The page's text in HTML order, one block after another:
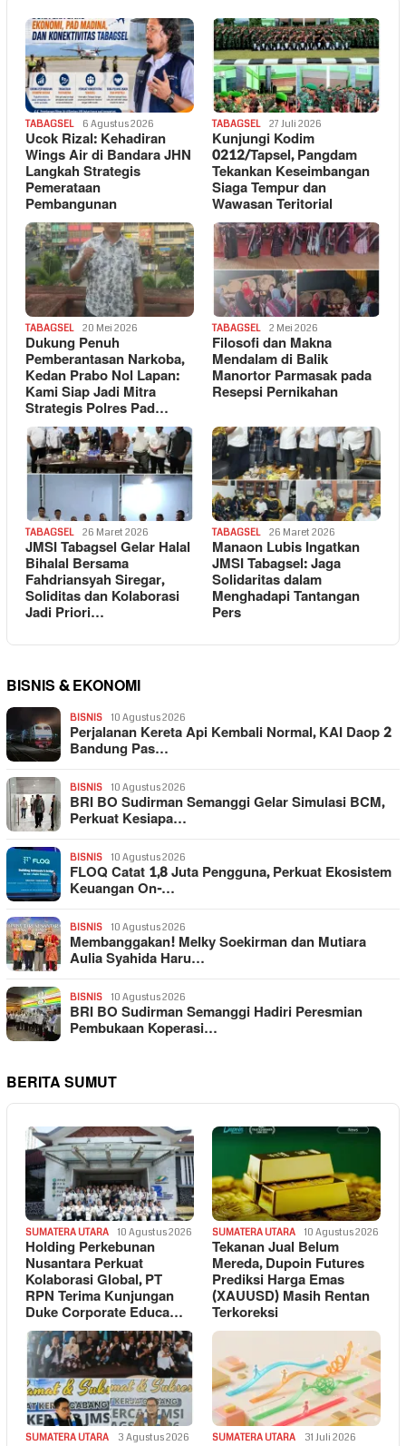
TABAGSEL 6 Agustus 2026
Ucok Rizal: Kehadiran
Wings Air di Bandara JHN
Langkah Strategis
Pemerataan
Pembangunan
TABAGSEL 27 Juli 2026
Kunjungi Kodim
0212/Tapsel, Pangdam
Tekankan Keseimbangan
Siaga Tempur dan
Wawasan Teritorial
TABAGSEL 20 Mei 2026
Dukung Penuh
Pemberantasan Narkoba,
Kedan Prabo Nol Lapan:
Kami Siap Jadi Mitra
Strategis Polres Pad…
TABAGSEL 2 Mei 2026
Filosofi dan Makna
Mendalam di Balik
Manortor Parmasak pada
Resepsi Pernikahan
TABAGSEL 26 Maret 2026
JMSI Tabagsel Gelar Halal
Bihalal Bersama
Fahdriansyah Siregar,
Soliditas dan Kolaborasi
Jadi Priori…
TABAGSEL 26 Maret 2026
Manaon Lubis Ingatkan
JMSI Tabagsel: Jaga
Solidaritas dalam
Menghadapi Tantangan
Pers
BISNIS & EKONOMI
BISNIS 10 Agustus 2026
Perjalanan Kereta Api Kembali Normal, KAI Daop 2
Bandung Pas…
BISNIS 10 Agustus 2026
BRI BO Sudirman Semanggi Gelar Simulasi BCM,
Perkuat Kesiapa…
BISNIS 10 Agustus 2026
FLOQ Catat 1,8 Juta Pengguna, Perkuat Ekosistem
Keuangan On-…
BISNIS 10 Agustus 2026
Membanggakan! Melky Soekirman dan Mutiara
Aulia Syahida Haru…
BISNIS 10 Agustus 2026
BRI BO Sudirman Semanggi Hadiri Peresmian
Pembukaan Koperasi…
BERITA SUMUT
SUMATERA UTARA 10 Agustus 2026
Holding Perkebunan
Nusantara Perkuat
Kolaborasi Global, PT
RPN Terima Kunjungan
Duke Corporate Educa…
SUMATERA UTARA 10 Agustus 2026
Tekanan Jual Belum
Mereda, Dupoin Futures
Prediksi Harga Emas
(XAUUSD) Masih Rentan
Terkoreksi
SUMATERA UTARA 3 Agustus 2026 SUMATERA UTARA 31 Juli 2026